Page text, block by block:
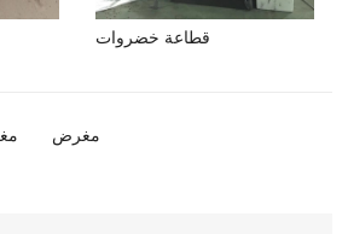
قطاعة خضروات
مغرض